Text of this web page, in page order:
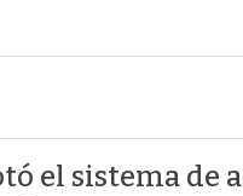
el sistema de